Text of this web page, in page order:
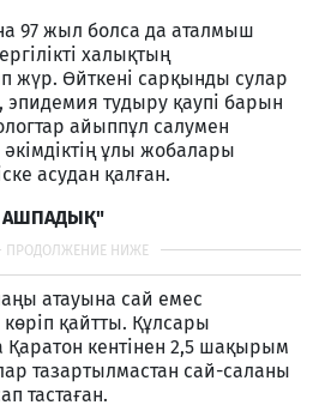
97 жыл болса да аталмыш
халықтың
жүр. Өйткені сарқынды сулар
тудыру қаупі барын
айыппұл салумен
әкімдіктің ұлы жобалары
асудан қалған.
АШПАДЫҚ"
атауына сай емес
көріп қайтты. Құлсары
Қаратон кентінен 2,5 шақырым
тазартылмастан сай-саланы
тастаған.